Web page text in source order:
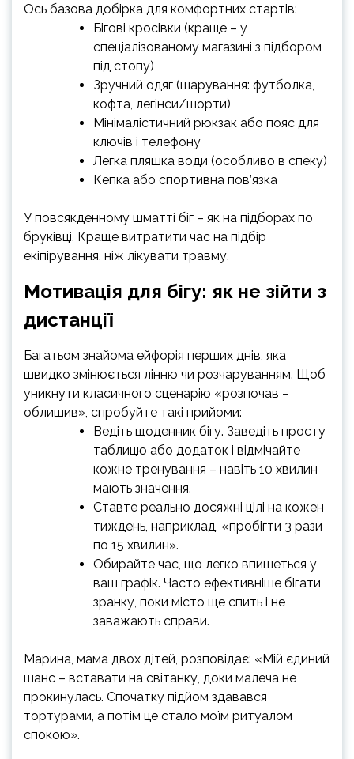
Ось базова добірка для комфортних стартів:
Бігові кросівки (краще – у
спеціалізованому магазині з підбором
під стопу)
Зручний одяг (шарування: футболка,
кофта, легінси/шорти)
Мінімалістичний рюкзак або пояс для
ключів і телефону
Легка пляшка води (особливо в спеку)
Кепка або спортивна пов’язка
У повсякденному шматті біг – як на підборах по
бруківці. Краще витратити час на підбір
екіпірування, ніж лікувати травму.
Мотивація для бігу: як не зійти з
дистанції
Багатьом знайома eйфорія перших днів, яка
швидко змінюється лінню чи розчаруванням. Щоб
уникнути класичного сценарію «розпочав –
облишив», спробуйте такі прийоми:
Ведіть щоденник бігу. Заведіть просту
таблицю або додаток і відмічайте
кожне тренування – навіть 10 хвилин
мають значення.
Ставте реально досяжні цілі на кожен
тиждень, наприклад, «пробігти 3 рази
по 15 хвилин».
Обирайте час, що легко впишеться у
ваш графік. Часто ефективніше бігати
зранку, поки місто ще спить і не
заважають справи.
Марина, мама двох дітей, розповідає: «Мій єдиний
шанс – вставати на світанку, доки малеча не
прокинулась. Спочатку підйом здавався
тортурами, а потім це стало моїм ритуалом
спокою».